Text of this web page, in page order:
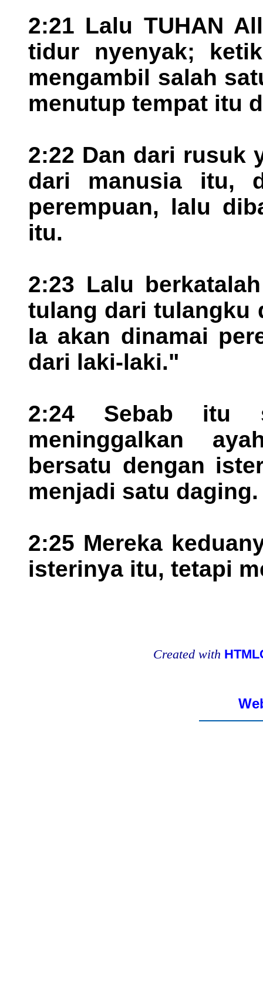
2:21 Lalu TUHAN
tidur nyenyak;
mengambil salah
menutup tempat itu
2:22 Dan dari rusuk
dari manusia itu,
perempuan, lalu
itu.
2:23 Lalu
tulang dari tulangku
Ia akan dinamai
dari laki-laki."
2:24 Sebab itu
meninggalkan
bersatu dengan
menjadi satu daging.
2:25 Mereka
isterinya itu, tetapi
Created with